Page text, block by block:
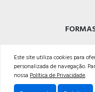
DIVAP
Este site utiliza cookies para
personalizada de navegação.
nossa Política de Privacidade.